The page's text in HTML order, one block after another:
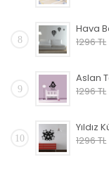
8
1296 TL
9
1296 TL
10
1296 TL